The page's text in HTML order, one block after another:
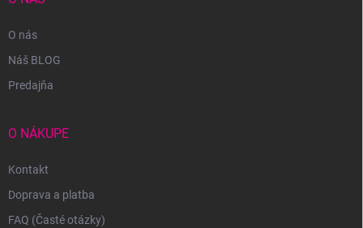
O nás
Náš BLOG
Predajňa
O NÁKUPE
Kontakt
Doprava a platba
FAQ (Časté otázky)